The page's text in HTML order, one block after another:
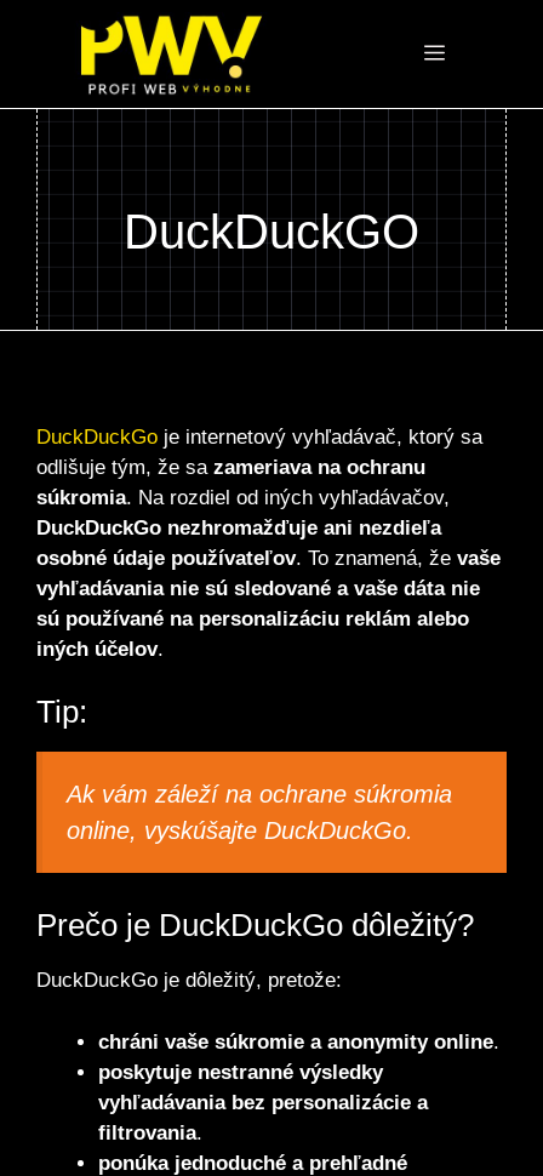
Menu
DuckDuckGO
DuckDuckGo je internetový vyhľadávač, ktorý sa
odlišuje tým, že sa zameriava na ochranu
súkromia. Na rozdiel od iných vyhľadávačov,
DuckDuckGo nezhromažďuje ani nezdieľa
osobné údaje používateľov. To znamená, že vaše
vyhľadávania nie sú sledované a vaše dáta nie
sú používané na personalizáciu reklám alebo
iných účelov.
Tip:
Ak vám záleží na ochrane súkromia
online, vyskúšajte DuckDuckGo.
Prečo je DuckDuckGo dôležitý?
DuckDuckGo je dôležitý, pretože:
chráni vaše súkromie a anonymity online.
poskytuje nestranné výsledky
vyhľadávania bez personalizácie a
filtrovania.
ponúka jednoduché a prehľadné